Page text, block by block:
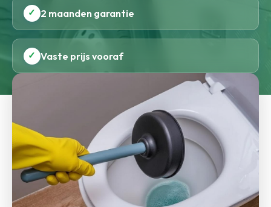
✓ 2 maanden garantie
✓ Vaste prijs vooraf